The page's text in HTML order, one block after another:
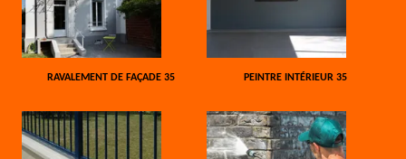
RAVALEMENT DE FAÇADE 35 PEINTRE INTÉRIEUR 35